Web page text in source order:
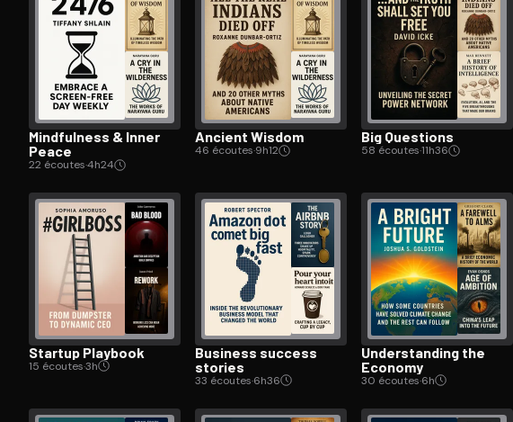
Mindfulness & Inner
Peace
22 écoutes·4h24
Ancient Wisdom
46 écoutes·9h12
Big Questions
58 écoutes·11h36
Startup Playbook
15 écoutes·3h
Business success
stories
33 écoutes·6h36
Un­der­stand­ing the
Economy
30 écoutes·6h